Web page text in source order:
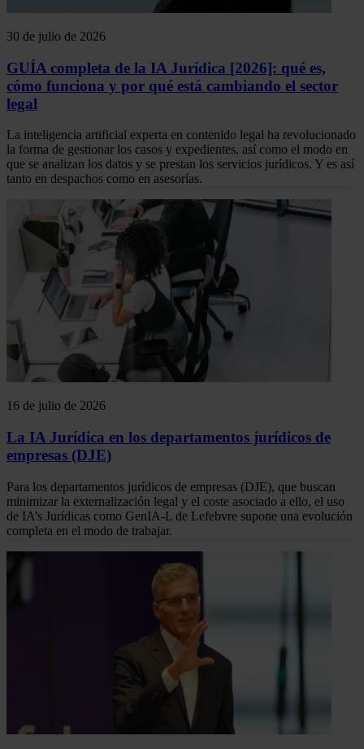
30 de julio de 2026
GUÍA completa de la IA Jurídica [2026]: qué es,
cómo funciona y por qué está cambiando el sector
legal
La inteligencia artificial experta en contenido legal ha revolucionado
la forma de gestionar los casos y expedientes, así como el modo en
que se analizan los datos y se prestan los servicios jurídicos. Y es así
tanto en despachos como en asesorías.
16 de julio de 2026
La IA Jurídica en los departamentos jurídicos de
empresas (DJE)
Para los departamentos jurídicos de empresas (DJE), que buscan
minimizar la externalización legal y el coste asociado a ello, el uso
de IA’s Jurídicas como GenIA-L de Lefebvre supone una evolución
completa en el modo de trabajar.